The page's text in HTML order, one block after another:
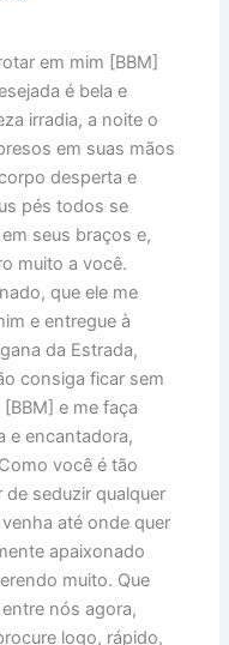
em mim [BBM]
é bela e
irradia, a noite o
em suas mãos
desperta e
pés todos se
seus braços e,
muito a você.
que ele me
e entregue à
da Estrada,
consiga ficar sem
e me faça
e encantadora,
você é tão
seduzir qualquer
até onde quer
apaixonado
muito. Que
nós agora,
logo, rápido,